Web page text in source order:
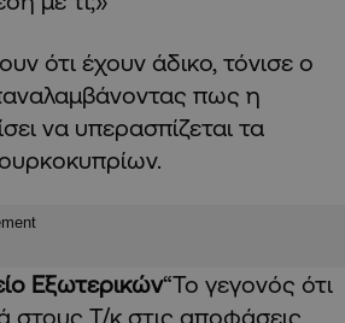
ότι έχουν άδικο, τόνισε ο
πως η
να υπερασπίζεται τα
Εξωτερικών“Το γεγονός ότι
στους Τ/κ στις αποφάσεις